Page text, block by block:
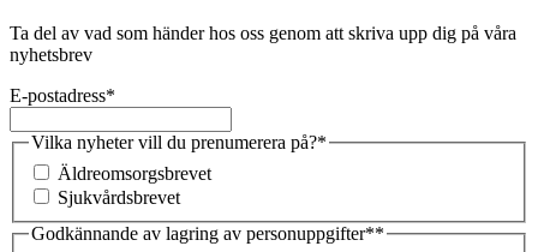
Ta del av vad som händer hos oss genom att skriva upp dig på våra
nyhetsbrev
E-postadress*
Vilka nyheter vill du prenumerera på?*
Äldreomsorgsbrevet
Sjukvårdsbrevet
Godkännande av lagring av personuppgifter**